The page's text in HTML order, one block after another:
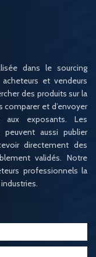
dans le sourcing
et vendeurs
des produits sur la
comparer et d’envoyer
exposants. Les
peuvent aussi publier
directement des
validés. Notre
professionnels la